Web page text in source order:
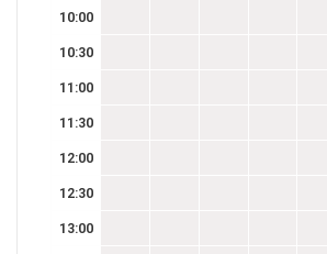
10:00
10:30
11:00
11:30
12:00
12:30
13:00